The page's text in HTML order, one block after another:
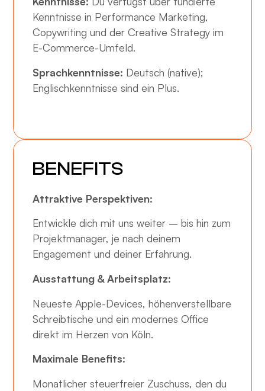
Kenntnisse in Performance Marketing,
Copywriting und der Creative Strategy im
E-Commerce-Umfeld.
Sprachkenntnisse: Deutsch (native);
Englischkenntnisse sind ein Plus.
BENEFITS
Attraktive Perspektiven:
Entwickle dich mit uns weiter – bis hin zum
Projektmanager, je nach deinem
Engagement und deiner Erfahrung.
Ausstattung & Arbeitsplatz:
Neueste Apple-Devices, höhenverstellbare
Schreibtische und ein modernes Office
direkt im Herzen von Köln.
Maximale Benefits:
Monatlicher steuerfreier Zuschuss, den du